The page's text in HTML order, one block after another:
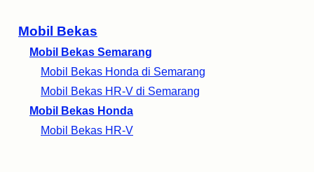
Mobil Bekas
Mobil Bekas Semarang
Mobil Bekas Honda di Semarang
Mobil Bekas HR-V di Semarang
Mobil Bekas Honda
Mobil Bekas HR-V